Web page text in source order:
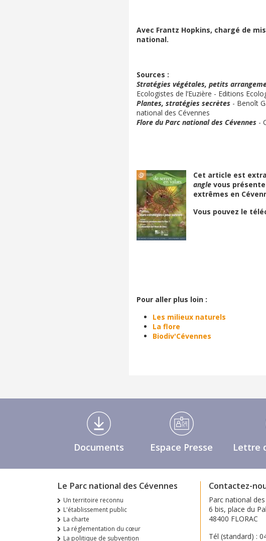
Avec Frantz Hopkins, chargé de
national.
Sources :
Stratégies végétales, petits
Ecologistes de l’Euzière - Editions
Plantes, stratégies secrètes - Benoît
national des Cévennes
Flore du Parc national des Cévennes -
Cet article est
anglevous
extrêmes en
Vous pouvez le
Pour aller plus loin :
Les milieux naturels
La flore
Biodiv'Cévennes
Médiathèque Footer
Documents Espace Presse Lettre
Le Parc national des Cévennes
Un territoire reconnu
L'établissement public
La charte
La réglementation du cœur
La politique de subvention
Contactez-
Parc national
6 bis, place du
48400 FLORAC
Tél (standard) :